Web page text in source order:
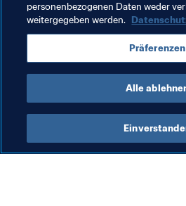
Wie immer finden Sie alles
neusten Nachrichten rund um die
unsere Exklusiv-Interviews,
regelmäßigen Rubriken vor.Wir
personenbezogenen Daten weder
weitergegeben werden.
Präferenzen
Alle